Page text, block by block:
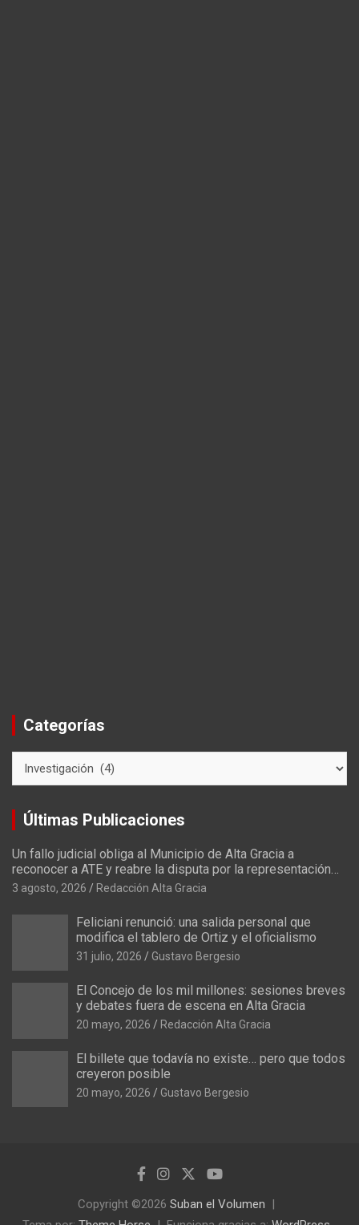
Categorías
e
g
r
í
a
s
Últimas Publicaciones
Un fallo judicial obliga al Municipio de Alta Gracia a
reconocer a ATE y reabre la disputa por la representación
sindical
3 agosto, 2026 Redacción Alta Gracia
Feliciani renunció: una salida personal que
modifica el tablero de Ortiz y el oficialismo
31 julio, 2026 Gustavo Bergesio
El Concejo de los mil millones: sesiones breves
y debates fuera de escena en Alta Gracia
20 mayo, 2026 Redacción Alta Gracia
El billete que todavía no existe… pero que todos
creyeron posible
20 mayo, 2026 Gustavo Bergesio
Copyright ©2026 Suban el Volumen